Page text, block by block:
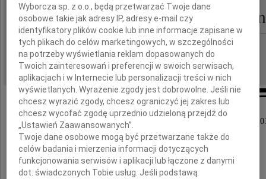
IMIĘ I NAZWISKO: Longina Kalaga-Gawron
REGION: Katowice
DATA EMISJI: 22.01.2010
Z głębokim żalem zawiadamiamy, że 20 stycznia
zmarła nasza kochana Żona, Mama i Babcia
Wyborcza sp. z o.o., będą przetwarzać Twoje dane
osobowe takie jak adresy IP, adresy e-mail czy
identyfikatory plików cookie lub inne informacje zapisane w
tych plikach do celów marketingowych, w szczególności
na potrzeby wyświetlania reklam dopasowanych do
Twoich zainteresowań i preferencji w swoich serwisach,
aplikacjach i w Internecie lub personalizacji treści w nich
wyświetlanych. Wyrażenie zgody jest dobrowolne. Jeśli nie
chcesz wyrazić zgody, chcesz ograniczyć jej zakres lub
chcesz wycofać zgodę uprzednio udzieloną przejdź do
„Ustawień Zaawansowanych”.
Twoje dane osobowe mogą być przetwarzane także do
celów badania i mierzenia informacji dotyczących
funkcjonowania serwisów i aplikacji lub łączone z danymi
dot. świadczonych Tobie usług. Jeśli podstawą